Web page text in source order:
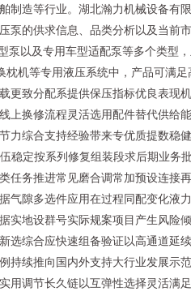
造等行业。湖北瀚力机械设备有
的供求信息、品类分析以及当
以及专用车型适配泵等多个类型
机等专用液压系统中，产品可满
致分配系提供保压指标优良表现
换修流程灵活选用配件替代供
综合支持经验带来专优质提数稳
定按系列修复组装段求后期业务
务推进常见磨合调常加预设连接
隙多选件应用在过程同配变化
地设群号实际规案项目产生风
综合应快速组备验证以高通道
续推向国内外支持大行业发展
调节长久链以互弹性选择灵活